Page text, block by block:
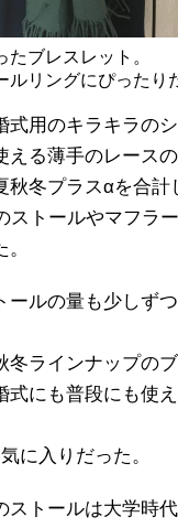
たブレスレット。
ルリングにぴったり
式用のキラキラの
える薄手のレース
秋冬プラスαを合計
ストールやマフラ
ールの量も少しず
冬ラインナップの
式にも普段にも使
に入りだった。
ストールは大学時